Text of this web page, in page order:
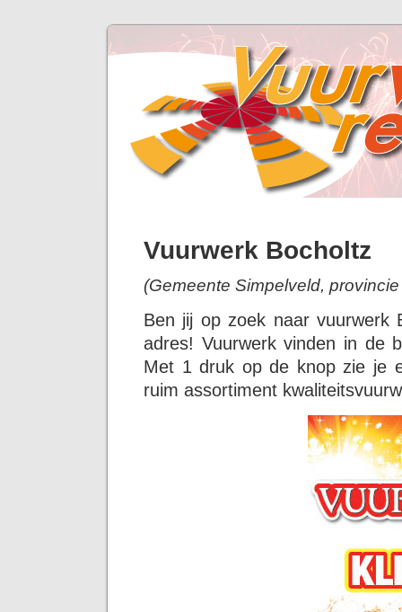
Vuurwerk Bocholtz
(Gemeente Simpelveld,
Ben jij op zoek naar vuurwerk
adres! Vuurwerk vinden in de
Met 1 druk op de knop zie je
ruim assortiment